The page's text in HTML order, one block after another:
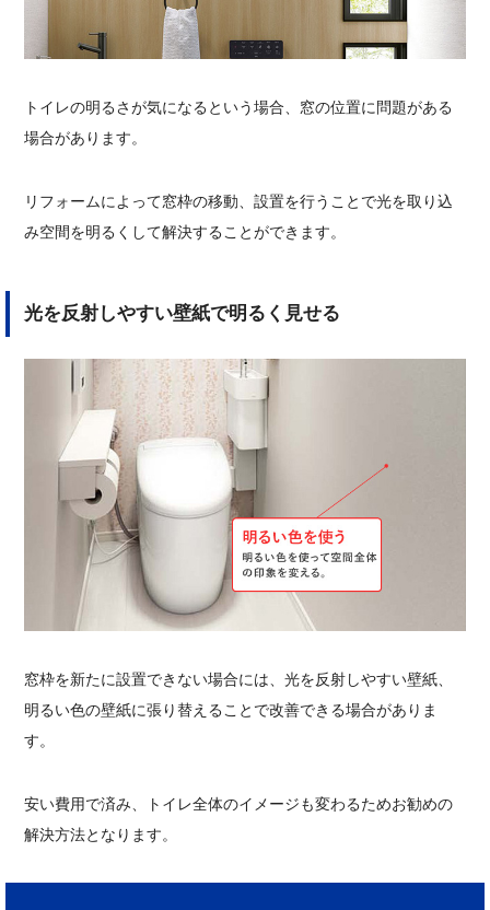
トイレの明るさが気になるという場合、窓の位置に問題がある
場合があります。
リフォームによって窓枠の移動、設置を行うことで光を取り込
み空間を明るくして解決することができます。
光を反射しやすい壁紙で明るく見せる
窓枠を新たに設置できない場合には、光を反射しやすい壁紙、
明るい色の壁紙に張り替えることで改善できる場合がありま
す。
安い費用で済み、トイレ全体のイメージも変わるためお勧めの
解決方法となります。